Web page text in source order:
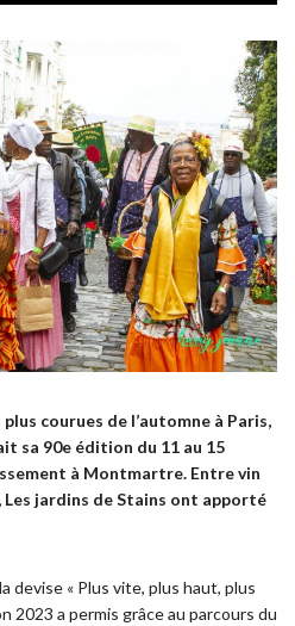
courues de l’automne à Paris,
sa 90e édition du 11 au 15
à Montmartre. Entre vin
jardins de Stains ont apporté
devise « Plus vite, plus haut, plus
2023 a permis grâce au parcours du